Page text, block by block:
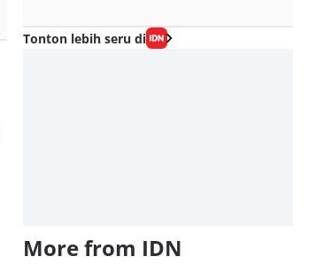
Tonton lebih seru di
More from IDN